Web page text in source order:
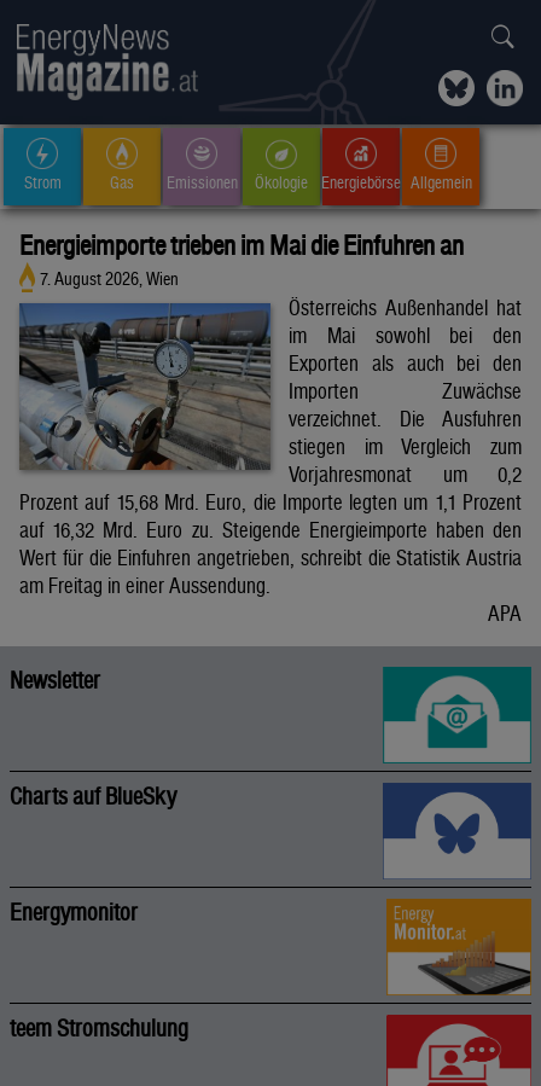
Strom Gas Emissionen Ökologie Energiebörse Allgemein
Energieimporte trieben im Mai die Einfuhren an
7. August 2026, Wien
Österreichs Außenhandel hat
im Mai sowohl bei den
Exporten als auch bei den
Importen Zuwächse
verzeichnet. Die Ausfuhren
stiegen im Vergleich zum
Vorjahresmonat um 0,2
Prozent auf 15,68 Mrd. Euro, die Importe legten um 1,1 Prozent
auf 16,32 Mrd. Euro zu. Steigende Energieimporte haben den
Wert für die Einfuhren angetrieben, schreibt die Statistik Austria
am Freitag in einer Aussendung.
APA
Newsletter
Charts auf BlueSky
Energymonitor
teem Stromschulung